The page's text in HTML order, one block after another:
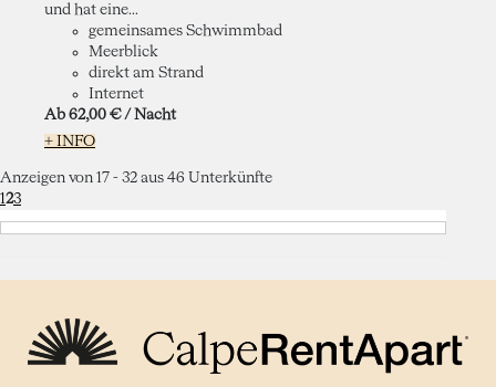
und hat eine...
gemeinsames Schwimmbad
Meerblick
direkt am Strand
Internet
Ab 62,00 € / Nacht
+ INFO
Anzeigen von 17 - 32 aus 46 Unterkünfte
123